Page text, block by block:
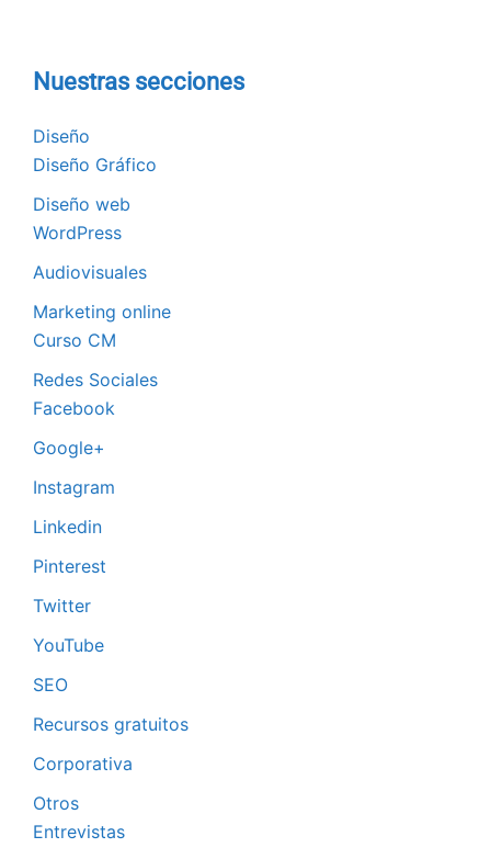
Nuestras secciones
Diseño
Diseño Gráfico
Diseño web
WordPress
Audiovisuales
Marketing online
Curso CM
Redes Sociales
Facebook
Google+
Instagram
Linkedin
Pinterest
Twitter
YouTube
SEO
Recursos gratuitos
Corporativa
Otros
Entrevistas